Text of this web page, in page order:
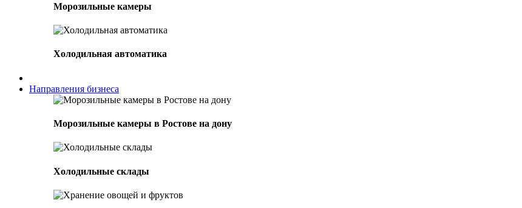
Морозильные камеры
Холодильная автоматика
Направления бизнеса
Морозильные камеры в Ростове на дону
Холодильные склады